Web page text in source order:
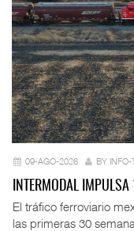
09-AGO-2026 BY
INTERMODAL
El tráfico ferroviario
las primeras 30